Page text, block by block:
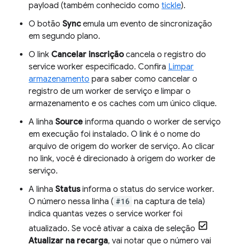
payload (também conhecido como tickle).
O botão Syncemula um evento de sincronização
em segundo plano.
O link Cancelar inscriçãocancela o registro do
service worker especificado. Confira Limpar
armazenamento para saber como cancelar o
registro de um worker de serviço e limpar o
armazenamento e os caches com um único clique.
A linha Source informa quando o worker de serviço
em execução foi instalado. O link é o nome do
arquivo de origem do worker de serviço. Ao clicar
no link, você é direcionado à origem do worker de
serviço.
A linha Statusinforma o status do service worker.
O número nessa linha ( #16 na captura de tela)
indica quantas vezes o service worker foi
atualizado. Se você ativar a caixa de seleção
Atualizar na recarga, vai notar que o número vai